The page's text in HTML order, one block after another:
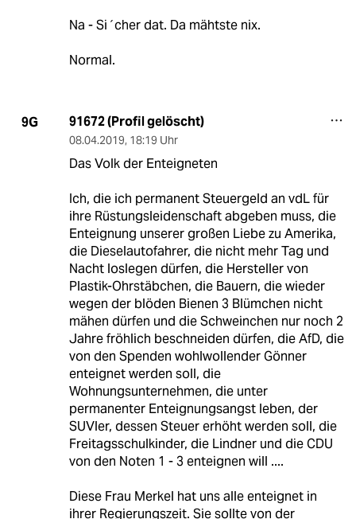
Na - Si´cher dat. Da mähtste nix.
Normal.
9G 91672 (Profil gelöscht)
08.04.2019, 18:19 Uhr
Das Volk der Enteigneten
Ich, die ich permanent Steuergeld an vdL für
ihre Rüstungsleidenschaft abgeben muss, die
Enteignung unserer großen Liebe zu Amerika,
die Dieselautofahrer, die nicht mehr Tag und
Nacht loslegen dürfen, die Hersteller von
Plastik-Ohrstäbchen, die Bauern, die wieder
wegen der blöden Bienen 3 Blümchen nicht
mähen dürfen und die Schweinchen nur noch 2
Jahre fröhlich beschneiden dürfen, die AfD, die
von den Spenden wohlwollender Gönner
enteignet werden soll, die
Wohnungsunternehmen, die unter
permanenter Enteignungsangst leben, der
SUVler, dessen Steuer erhöht werden soll, die
Freitagsschulkinder, die Lindner und die CDU
von den Noten 1 - 3 enteignen will ....
Diese Frau Merkel hat uns alle enteignet in
ihrer Regierungszeit. Sie sollte von der